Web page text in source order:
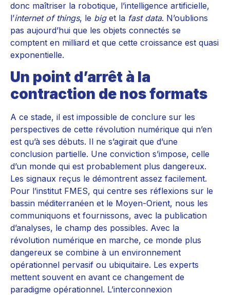
donc maîtriser la robotique, l’intelligence artificielle,
l’internet of things, le big et la fast data. N’oublions
pas aujourd’hui que les objets connectés se
comptent en milliard et que cette croissance est quasi
exponentielle.
Un point d’arrêt à la
contraction de nos formats
A ce stade, il est impossible de conclure sur les
perspectives de cette révolution numérique qui n’en
est qu’à ses débuts. Il ne s’agirait que d’une
conclusion partielle. Une conviction s’impose, celle
d’un monde qui est probablement plus dangereux.
Les signaux reçus le démontrent assez facilement.
Pour l’institut FMES, qui centre ses réflexions sur le
bassin méditerranéen et le Moyen-Orient, nous les
communiquons et fournissons, avec la publication
d’analyses, le champ des possibles. Avec la
révolution numérique en marche, ce monde plus
dangereux se combine à un environnement
opérationnel pervasif ou ubiquitaire. Les experts
mettent souvent en avant ce changement de
paradigme opérationnel. L’interconnexion